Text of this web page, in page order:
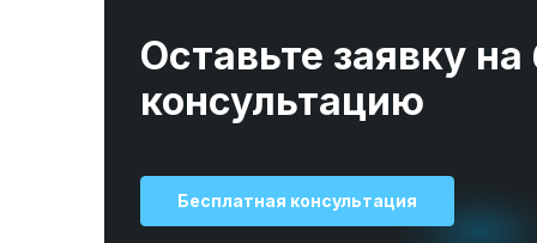
Оставьте заявку
консультацию
Бесплатная консультация